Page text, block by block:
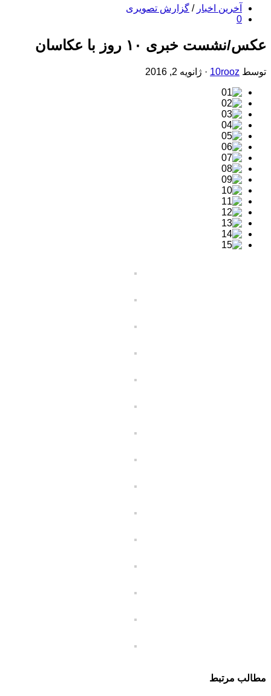
آخرین اخبار / گزارش تصویری
0
عکس/نشست خبری ۱۰ روز با عکاسان
توسط 10rooz
· ژانویه 2, 2016
مطالب مرتبط